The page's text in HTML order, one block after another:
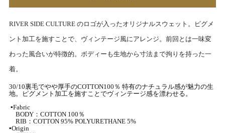
RIVER SIDE CULTURE のロゴが入ったオリジナルスウェット。
ピグメ
ント加工を施すことで、ヴィンテージ風にアレンジ。 前回とは一味変
わった風合いが特徴的。 ボディーも生地から寸法まで拘りを持った一
着。
30/10裏毛でやや厚手のCOTTON100 ％ 特有のナチュラル感が魅力の生
地。
ピグメント加工を施すことでヴィンテージ感を漂わせる。
▪Fabric
BODY：COTTON 100％
RIB：COTTON 95% POLYURETHANE 5%
▪Origin